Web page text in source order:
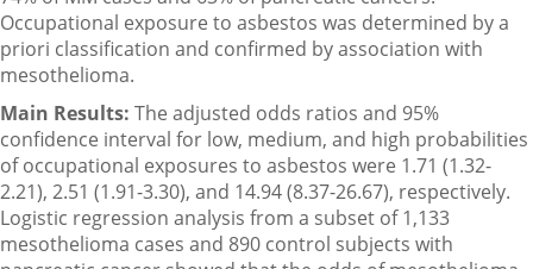
Occupational exposure to asbestos was determined by a
priori classification and confirmed by association with
mesothelioma.
Main Results: The adjusted odds ratios and 95%
confidence interval for low, medium, and high probabilities
of occupational exposures to asbestos were 1.71 (1.32-
2.21), 2.51 (1.91-3.30), and 14.94 (8.37-26.67), respectively.
Logistic regression analysis from a subset of 1,133
mesothelioma cases and 890 control subjects with